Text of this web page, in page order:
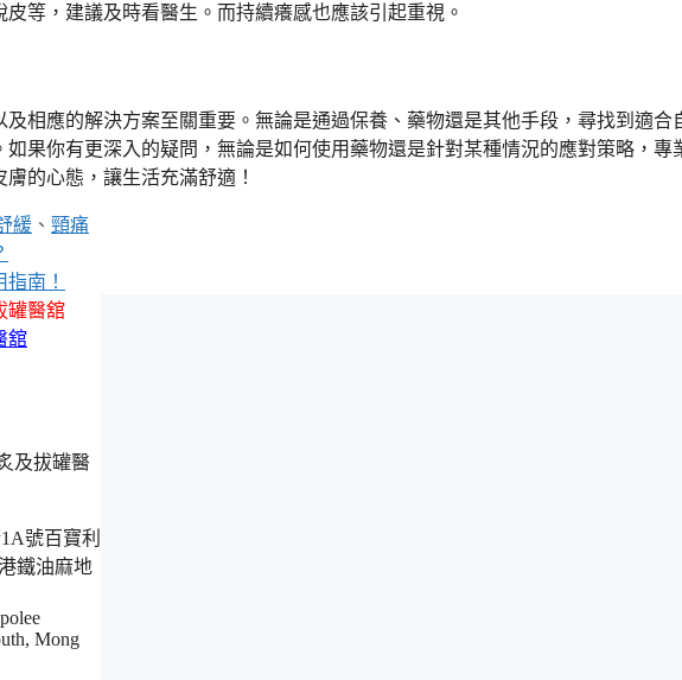
等，建議及時看醫生。而持續癢感也應該引起重視。
相應的解決方案至關重要。無論是通過保養、藥物還是其他手段，尋找到適合
果你有更深入的疑問，無論是如何使用藥物還是針對某種情況的應對策略，專
的心態，讓生活充滿舒適！
緩 、 頸痛
南！
罐醫舘
舘
號百寶利
鐵油麻地
Mong